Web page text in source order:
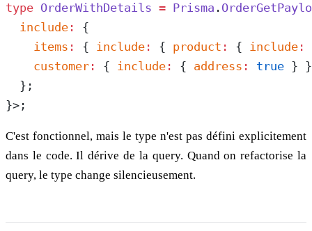
type OrderWithDetails = Prisma .
  include
:
{
    items
: { include : { product : { include :
    customer
: { include : { address : true }
  };
}>;
C'est fonctionnel, mais le type n'est pas défini explicitement
dans le code. Il dérive de la query. Quand on refactorise la
query, le type change silencieusement.